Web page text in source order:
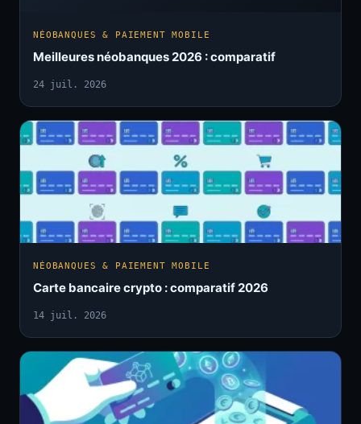
NÉOBANQUES & PAIEMENT MOBILE
Meilleures néobanques 2026 : comparatif
24 juil. 2026
NÉOBANQUES & PAIEMENT MOBILE
Carte bancaire crypto : comparatif 2026
14 juil. 2026